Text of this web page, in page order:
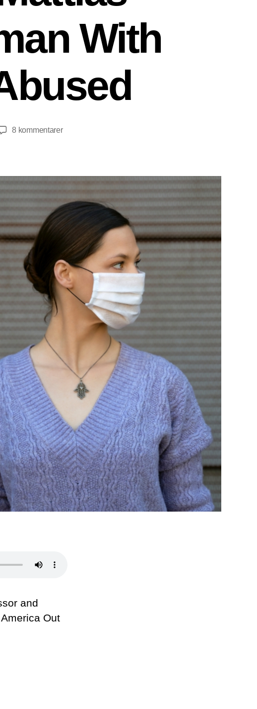
With
8 kommentarertil
Mattias
Desmet:
Just
Potential
to
Be
Abused
and
Out